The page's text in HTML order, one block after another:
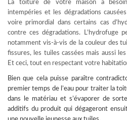
La toiture de votre maison a
intempéries et les dégradations
voire primordial dans certains cas
contre ces dégradations. L’hydrofuge
notamment vis-à-vis de la couleur des
fissures, les tuiles cassées mais aussi
Et ceci, tout en respectant votre
Bien que cela puisse paraître
premier temps de l’eau pour traiter la
dans le matériau et s’évaporer de
additifs du produit qui dégageront